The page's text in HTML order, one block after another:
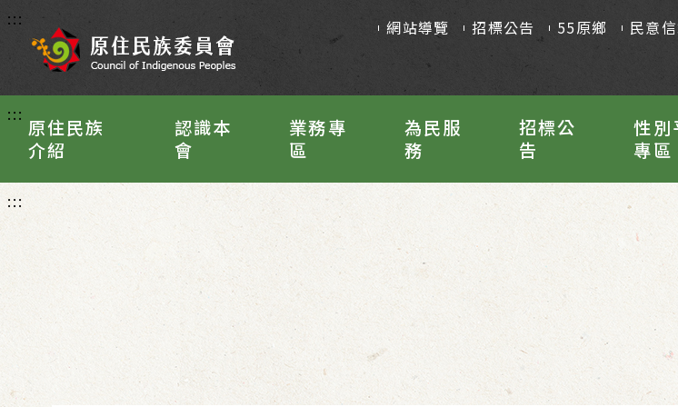
::: 網站導覽 招標公告 55原鄉 民意
:::
原住民族
介紹
認識本
會
業務專
區
為民服
務
招標公
告
性別
專區
:::